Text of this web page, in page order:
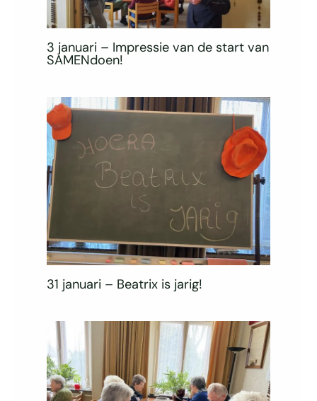
3 januari – Impressie van de start van
SAMENdoen!
31 januari – Beatrix is jarig!